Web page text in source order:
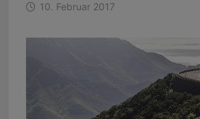
10. Februar 2017